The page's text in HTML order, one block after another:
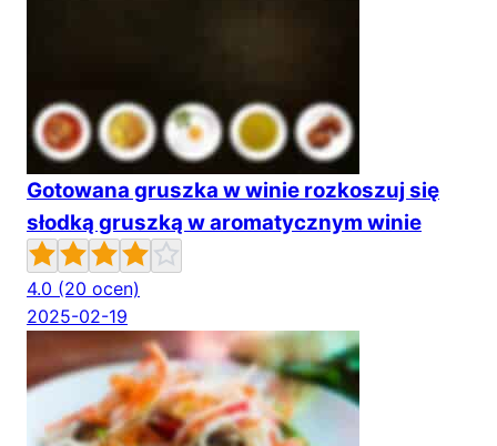
Gotowana gruszka w winie rozkoszuj się
słodką gruszką w aromatycznym winie
4.0 (20 ocen)
2025-02-19